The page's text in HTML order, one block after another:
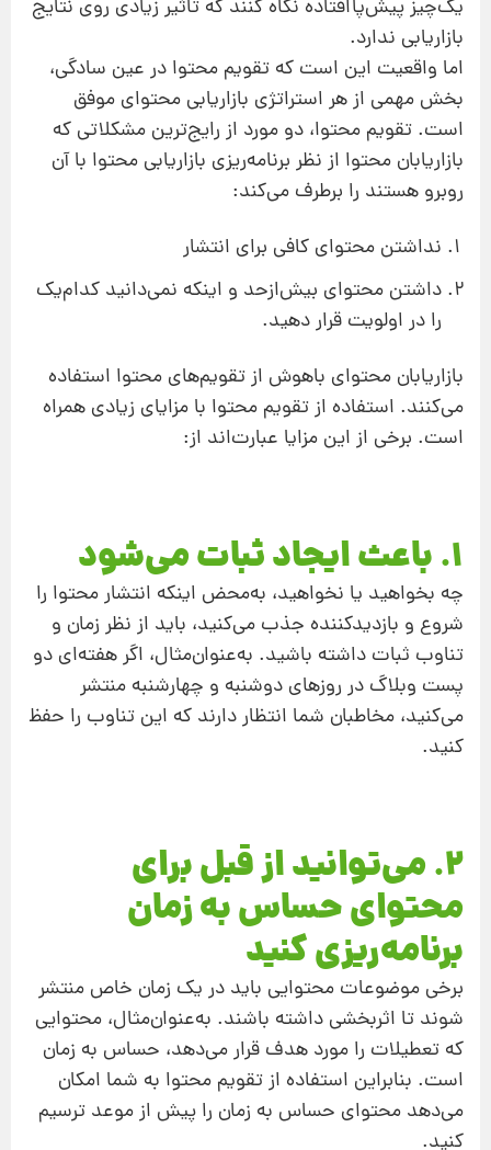
یک‌چیز پیش‌پاافتاده نگاه کنند که تاثیر زیادی روی نتایج
بازاریابی ندارد.
اما واقعیت این است که تقویم محتوا در عین سادگی،
بخش مهمی از هر استراتژی بازاریابی محتوای موفق
است. تقویم محتوا، دو مورد از رایج‌ترین مشکلاتی که
بازاریابان محتوا از نظر برنامه‌ریزی بازاریابی محتوا با آن
روبرو هستند را برطرف می‌کند:
نداشتن محتوای کافی برای انتشار
داشتن محتوای بیش‌ازحد و اینکه نمی‌دانید کدام‌یک
را در اولویت قرار دهید.
بازاریابان محتوای باهوش از تقویم‌های محتوا استفاده
می‌کنند. استفاده از تقویم محتوا با مزایای زیادی همراه
است. برخی از این مزایا عبارت‌اند از:
1. باعث ایجاد ثبات می‌شود
چه بخواهید یا نخواهید، به‌محض اینکه انتشار محتوا را
شروع و بازدیدکننده جذب می‌کنید، باید از نظر زمان و
تناوب ثبات داشته باشید. به‌عنوان‌مثال، اگر هفته‌ای دو
پست وبلاگ در روزهای دوشنبه و چهارشنبه منتشر
می‌کنید، مخاطبان شما انتظار دارند که این تناوب را حفظ
کنید.
2. می‌توانید از قبل برای
محتوای حساس به زمان
برنامه‌ریزی کنید
برخی موضوعات محتوایی باید در یک ‌زمان خاص منتشر
شوند تا اثربخشی داشته باشند. به‌عنوان‌مثال، محتوایی
که تعطیلات را مورد هدف قرار می‌دهد، حساس به زمان
است. بنابراین استفاده از تقویم محتوا به شما امکان
می‌دهد محتوای حساس به زمان را پیش از موعد ترسیم
کنید.